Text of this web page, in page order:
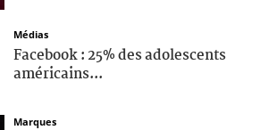
Médias
Facebook : 25% des adolescents
américains...
Marques